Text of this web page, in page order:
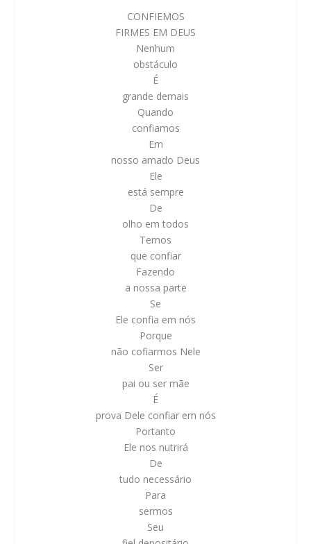
CONFIEMOS
FIRMES EM DEUS
Nenhum
obstáculo
É
grande demais
Quando
confiamos
Em
nosso amado Deus
Ele
está sempre
De
olho em todos
Temos
que confiar
Fazendo
a nossa parte
Se
Ele confia em nós
Porque
não cofiarmos Nele
Ser
pai ou ser mãe
É
prova Dele confiar em nós
Portanto
Ele nos nutrirá
De
tudo necessário
Para
sermos
Seu